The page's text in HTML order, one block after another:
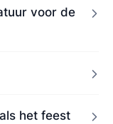
voor de
het feest